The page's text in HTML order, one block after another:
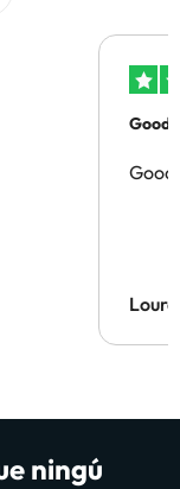
Good
Good
ningú